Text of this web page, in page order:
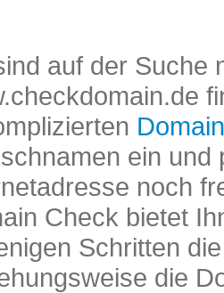
auf der Suche
ein und
noch
Check bietet
Schritten
die